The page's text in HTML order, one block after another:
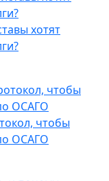
хотят
чтобы
ОСАГО